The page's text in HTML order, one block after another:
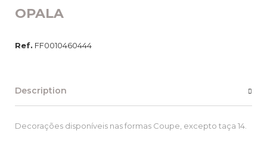
OPALA
Ref. FF0010460444
Description
Decorações disponíveis nas formas Coupe, excepto taça 14.